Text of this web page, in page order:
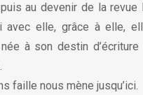
au devenir de la revue
avec elle, grâce à elle,
à son destin d’écriture
faille nous mène jusqu’ici.